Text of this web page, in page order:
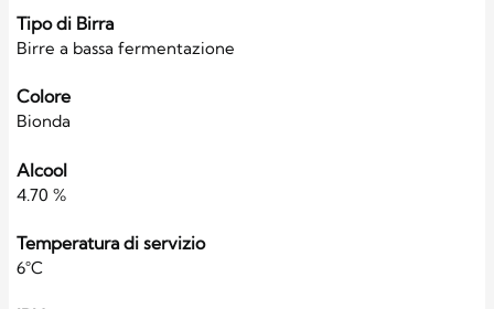
Tipo di Birra
Birre a bassa fermentazione
Colore
Bionda
Alcool
4.70 %
Temperatura di servizio
6°C